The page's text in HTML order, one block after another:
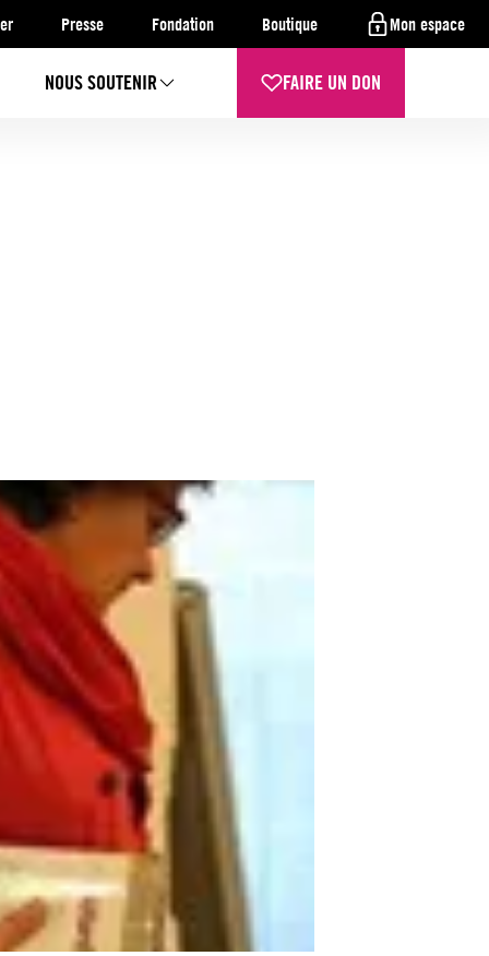
Presse Fondation Boutique Mon espace
NOUS SOUTENIR FAIRE UN DON